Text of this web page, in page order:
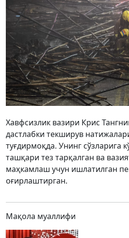
Хавфсизлик вазири Крис
дастлабки текширув
туғдирмоқда. Унинг сўзларига
ташқари тез тарқалган ва
маҳкамлаш учун ишлатилган
оғирлаштирган.
Мақола муаллифи